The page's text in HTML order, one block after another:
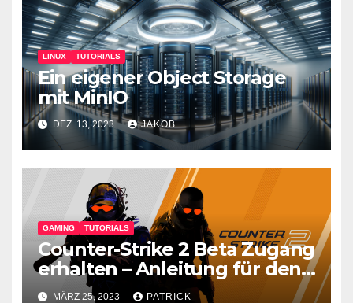
LINUX TUTORIALS
Ein eigener Object Storage
mit MinIO
DEZ. 13, 2023 JAKOB
GAMING TUTORIALS
Counter-Strike 2 Beta Zugang
erhalten – Anleitung für den
CS GO Nachfolger
MÄRZ 25, 2023 PATRICK